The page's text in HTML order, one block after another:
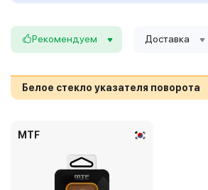
Рекомендуем Доставка
Белое стекло указателя поворота
MTF